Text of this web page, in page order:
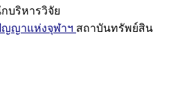
บริหารวิจัย
ญาแห่งจุฬาฯ สถาบันทรัพย์สิน